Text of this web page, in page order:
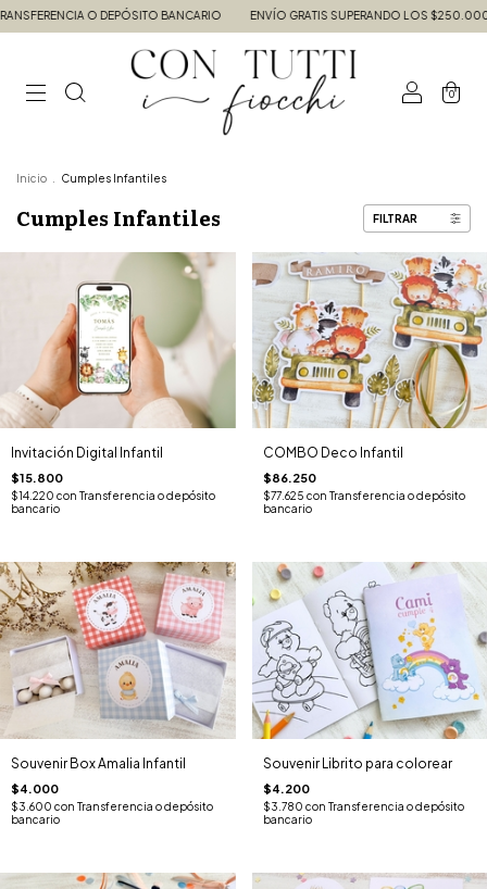
O DEPÓSITO BANCARIO ENVÍO GRATIS SUPERANDO LOS $250.000.-
0
Inicio Cumples Infantiles
Cumples Infantiles FILTRAR
Invitación Digital Infantil
$15.800
$14.220 con Transferencia o depósito
bancario
COMBO Deco Infantil
$86.250
$77.625 con Transferencia o depósito
bancario
Souvenir Box Amalia Infantil
$4.000
$3.600 con Transferencia o depósito
bancario
Souvenir Librito para colorear
$4.200
$3.780 con Transferencia o depósito
bancario